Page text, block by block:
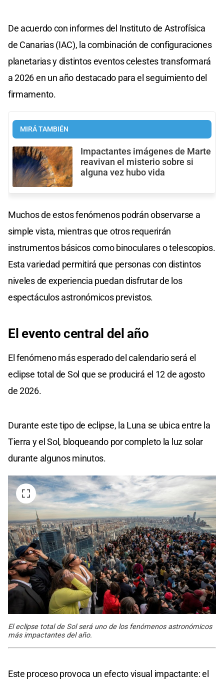
De acuerdo con informes del Instituto de Astrofísica
de Canarias (IAC), la combinación de configuraciones
planetarias y distintos eventos celestes transformará
a 2026 en un año destacado para el seguimiento del
firmamento.
MIRÁ TAMBIÉN
Impactantes imágenes de Marte
reavivan el misterio sobre si
alguna vez hubo vida
Muchos de estos fenómenos podrán observarse a
simple vista, mientras que otros requerirán
instrumentos básicos como binoculares o telescopios.
Esta variedad permitirá que personas con distintos
niveles de experiencia puedan disfrutar de los
espectáculos astronómicos previstos.
El evento central del año
El fenómeno más esperado del calendario será el
eclipse total de Sol que se producirá el 12 de agosto
de 2026.
Durante este tipo de eclipse, la Luna se ubica entre la
Tierra y el Sol, bloqueando por completo la luz solar
durante algunos minutos.
El eclipse total de Sol será uno de los fenómenos astronómicos
más impactantes del año.
Este proceso provoca un efecto visual impactante: el